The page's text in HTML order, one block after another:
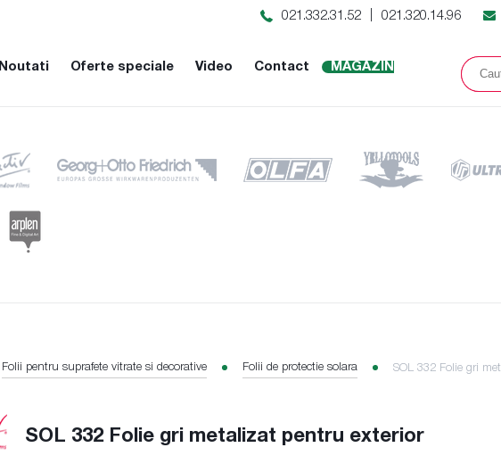
021.332.31.52 021.320.14.96
Noutati Oferte speciale Video Contact
MAGAZIN
Folii pentru suprafete vitrate si decorative Folii de protectie solara SOL 332 Folie gri
SOL 332 Folie gri metalizat pentru exterior